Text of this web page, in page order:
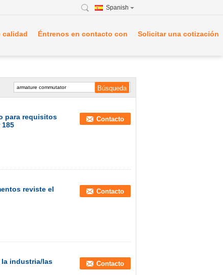
Spanish
calidad Éntrenos en contacto con Solicitar una cotización
para requisitos
Contacto
reviste el
Contacto
la industria/las
Contacto